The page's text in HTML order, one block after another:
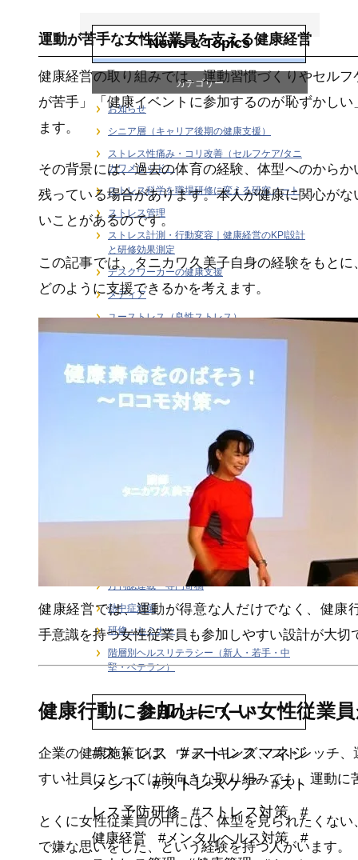
運動が苦手な女性従業員を支える健康経営
健康経営の取り組みでは、運動習慣づくりやセル
が苦手」「健康イベントに参加するのが恥ずかし
ます。
その背景には、過去の体育の経験、体型へのから
残っている場合があります。本人が健康に関心が
いことがあるのです。
この記事では、タニカワ久美子自身の経験をもと
どのように支援できるかを考えます。
健康経営では、運動が得意な人だけでなく、健康
手意識を持つ女性従業員も参加しやすい設計が大切
健康行動に参加しにくい女性従業
企業の健康施策では、ウォーキング、ストレッチ
すい社員にとっては前向きな取り組みでも、運動
とくに女性従業員の中には、体型を見られたくな
で嫌な思いをした、という経験を持つ人がいます。
News & Topics
カテゴリー
お知らせ
シニア層（キャリア後期の健康支援）
ストレス性痛み・コリ改善（セルフケア/タニ
カワメソッド）
ストレス科学を職場研修に変える研究ノート
ストレス管理
ストレス計測・行動変容｜健康経営のKPI設計
と研修効果測定
デスクワーカーの健康支援
メディア
ユーストレス（良性ストレス）
ライフステージ別健康支援
ラインケア・管理職支援
介護・福祉職の感情労働ストレス
健康経営
健康経営戦略・KPI・エビデンス
労働安全衛生
在宅勤務者のストレス支援
大学研究連携・学術講演実績
女性従業員の健康支援
月刊誌連載・専門寄稿
熱中症対策
研修・セミナー
階層別ヘルスリテラシー（新人・若手・中
堅・ベテラン）
注目のキーワード
#ストレス
#ストレスマネジ
メント
#ストレスケア
#スト
レス予防研修
#ストレス対策
#
健康経営
#メンタルヘルス対策
#